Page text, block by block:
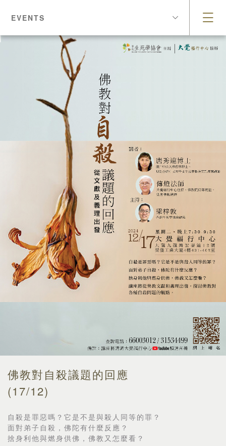
EVENTS
佛教對自殺議題的回應
(17/12)
自殺是罪惡嗎？它是不是與殺人同等的罪？
面對弟子自殺，佛陀有什麼反應？
捨身利他與燃身供佛，佛教又怎麼看？